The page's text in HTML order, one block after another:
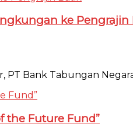
ke Pengrajin
Bank Tabungan
the Future Fund”